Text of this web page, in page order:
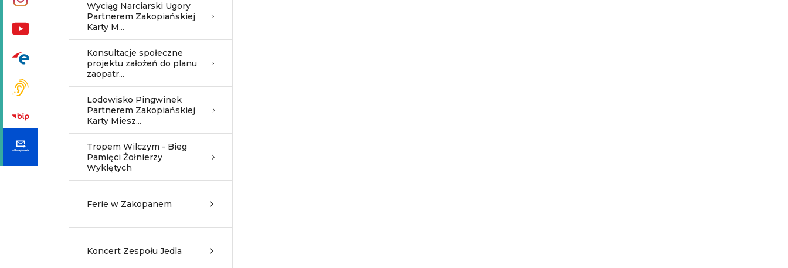
Wyciąg Narciarski Ugory
Partnerem Zakopiańskiej
Karty M...
Konsultacje społeczne
projektu założeń do planu
zaopatr...
Lodowisko Pingwinek
Partnerem Zakopiańskiej
Karty Miesz...
Tropem Wilczym - Bieg
Pamięci Żołnierzy
Wyklętych
Ferie w Zakopanem
Koncert Zespołu Jedla